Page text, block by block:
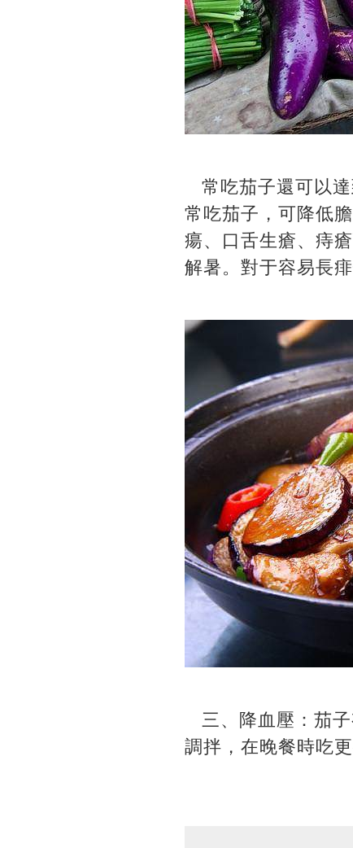
常吃茄子還可以達
常吃茄子，可降低
瘍、口舌生瘡、痔
解暑。對于容易長
三、降血壓：茄子
調拌，在晚餐時吃更